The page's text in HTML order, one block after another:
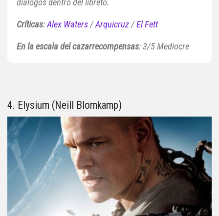
diálogos dentro del libreto.
Críticas:Alex Waters/Arquicruz/El Fett
En la escala del cazarrecompensas: 3/5 Mediocre
4. Elysium (Neill Blomkamp)